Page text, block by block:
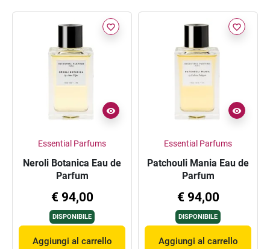
favorite_border
Essential Parfums
Neroli Botanica Eau de
Parfum
€ 94,00
DISPONIBILE
Aggiungi al carrello
favorite_border
Essential Parfums
Patchouli Mania Eau de
Parfum
€ 94,00
DISPONIBILE
Aggiungi al carrello